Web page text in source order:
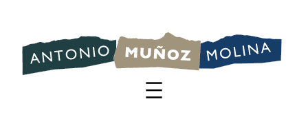
contenido